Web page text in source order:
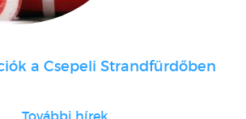
a Csepeli Strandfürdőben